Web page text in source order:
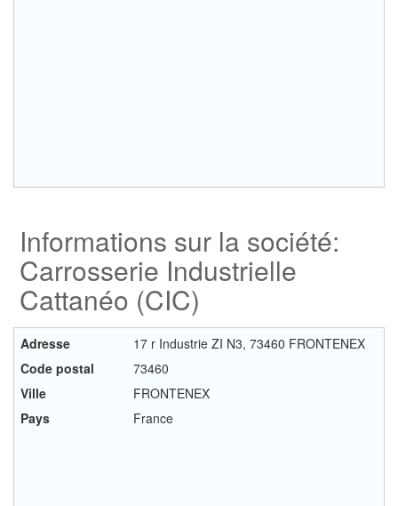
Informations sur la société:
Carrosserie Industrielle
Cattanéo (CIC)
Adresse
17 r Industrie ZI N3, 73460 FRONTENEX
Code postal
73460
Ville
FRONTENEX
Pays
France